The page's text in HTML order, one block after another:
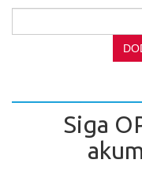
Siga